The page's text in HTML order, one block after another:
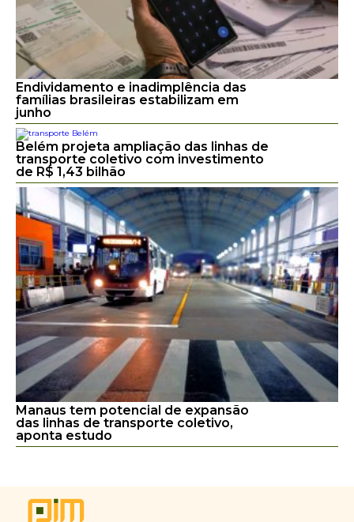
Endividamento e inadimplência das
famílias brasileiras estabilizam em
junho
Belém projeta ampliação das linhas de
transporte coletivo com investimento
de R$ 1,43 bilhão
Manaus tem potencial de expansão
das linhas de transporte coletivo,
aponta estudo